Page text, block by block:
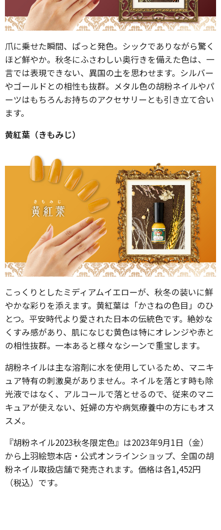
爪に乗せた瞬間、ぱっと発色。シックでありながら驚く
ほど鮮やか。秋冬にふさわしい奥行きを備えた色は、一
言では表現できない、異国の土を思わせます。シルバー
やゴールドとの相性も抜群。メタル色の胡粉ネイルやパ
ーツはもちろんお持ちのアクセサリーとも引き立て合い
ます。
黄紅葉（きもみじ）
こっくりとしたミディアムイエローが、秋冬の装いに鮮
やかな彩りを添えます。黄紅葉は「かさねの色目」のひ
とつ。平安時代より愛された日本の伝統色です。絶妙な
くすみ感があり、肌になじむ黄色は特にオレンジや赤と
の相性抜群。一本あると様々なシーンで重宝します。
胡粉ネイルは主な溶剤に水を使用しているため、マニキ
ュア特有の刺激臭がありません。ネイルを落とす時も除
光液ではなく、アルコールで落とせるので、従来のマニ
キュアが使えない、妊婦の方や病気療養中の方にもオス
スメ。
『胡粉ネイル2023秋冬限定色』は2023年9月1日（金）
から上羽絵惣本店・公式オンラインショップ、全国の胡
粉ネイル取扱店舗で発売されます。価格は各1,452円
（税込）です。